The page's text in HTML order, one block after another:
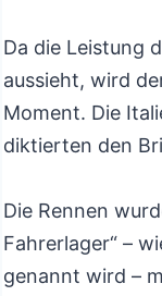
Da die Leistung
aussieht, wird
Moment. Die
diktierten den
Die Rennen
Fahrerlager“ –
genannt wird –